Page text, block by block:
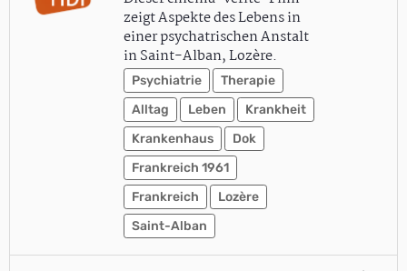
zeigt Aspekte des Lebens in
einer psychatrischen Anstalt
in Saint-Alban, Lozère.
Psychiatrie
Therapie
Alltag
Leben
Krankheit
Krankenhaus
Dok
Frankreich 1961
Frankreich
Lozère
Saint-Alban